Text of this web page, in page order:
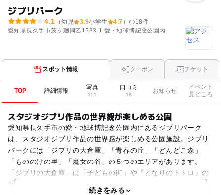
ジブリパーク
4.1 （幼児 3.9小学生 4.7 ） 18件
愛知県長久手市茨ケ廻間乙1533-1 愛・地球博記念公園内
スポット情報 クーポン チケット
TOP 詳細情報 写真
151
口コミ
18
お知らせ
イベント
見どころ
スタジオジブリ作品の世界観が楽しめる公園
愛知県長久手市の愛・地球博記念公園内にあるジブリパーク
は、スタジオジブリ作品の世界感が楽しめる公園施設。ジブリ
パークには「ジブリの大倉庫」「青春の丘」「どんどこ森」
「もののけの里」「魔女の谷」の５つのエリアがあります。
「ジブリの大倉庫」は「子どもの街」や『となりのトトロ』の
続きをみる